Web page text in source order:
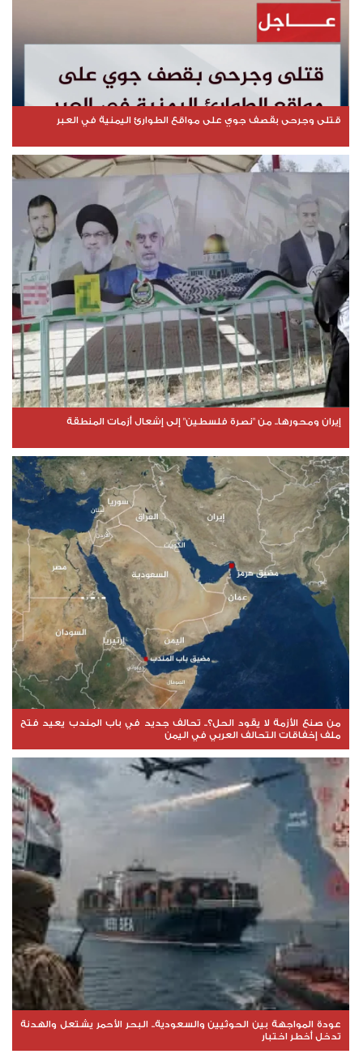
قتلى وجرحى بقصف جوي على مواقع الطوارئ اليمنية في العبر
إيران ومحورها.. من "نصرة فلسطين" إلى إشعال أزمات المنطقة
من صنع الأزمة لا يقود الحل؟.. تحالف جديد في باب المندب يعيد فتح
ملف إخفاقات التحالف العربي في اليمن
عودة المواجهة بين الحوثيين والسعودية.. البحر الأحمر يشتعل والهدنة
تدخل أخطر اختبار